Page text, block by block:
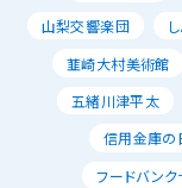
山梨交響楽団
韮崎大村美術館
五緒川津平太
信用金庫の
フードバンク